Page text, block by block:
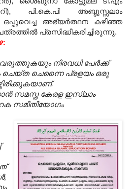
പി.കെ.പി അബ്ദുസ്സലാം
അഭ്യര്‍ത്ഥന കഴിഞ്ഞ
പ്രസിദ്ധീകരിച്ചിരുന്നു.
വരുത്തുകയും നിരവധി പേര്‍ക്ക്
ചെയ്ത ചെന്നൈ പ്രളയം ഒരു
സമസ്ത കേരള ഇസ്‌ലാം
സമിതിയോഗം